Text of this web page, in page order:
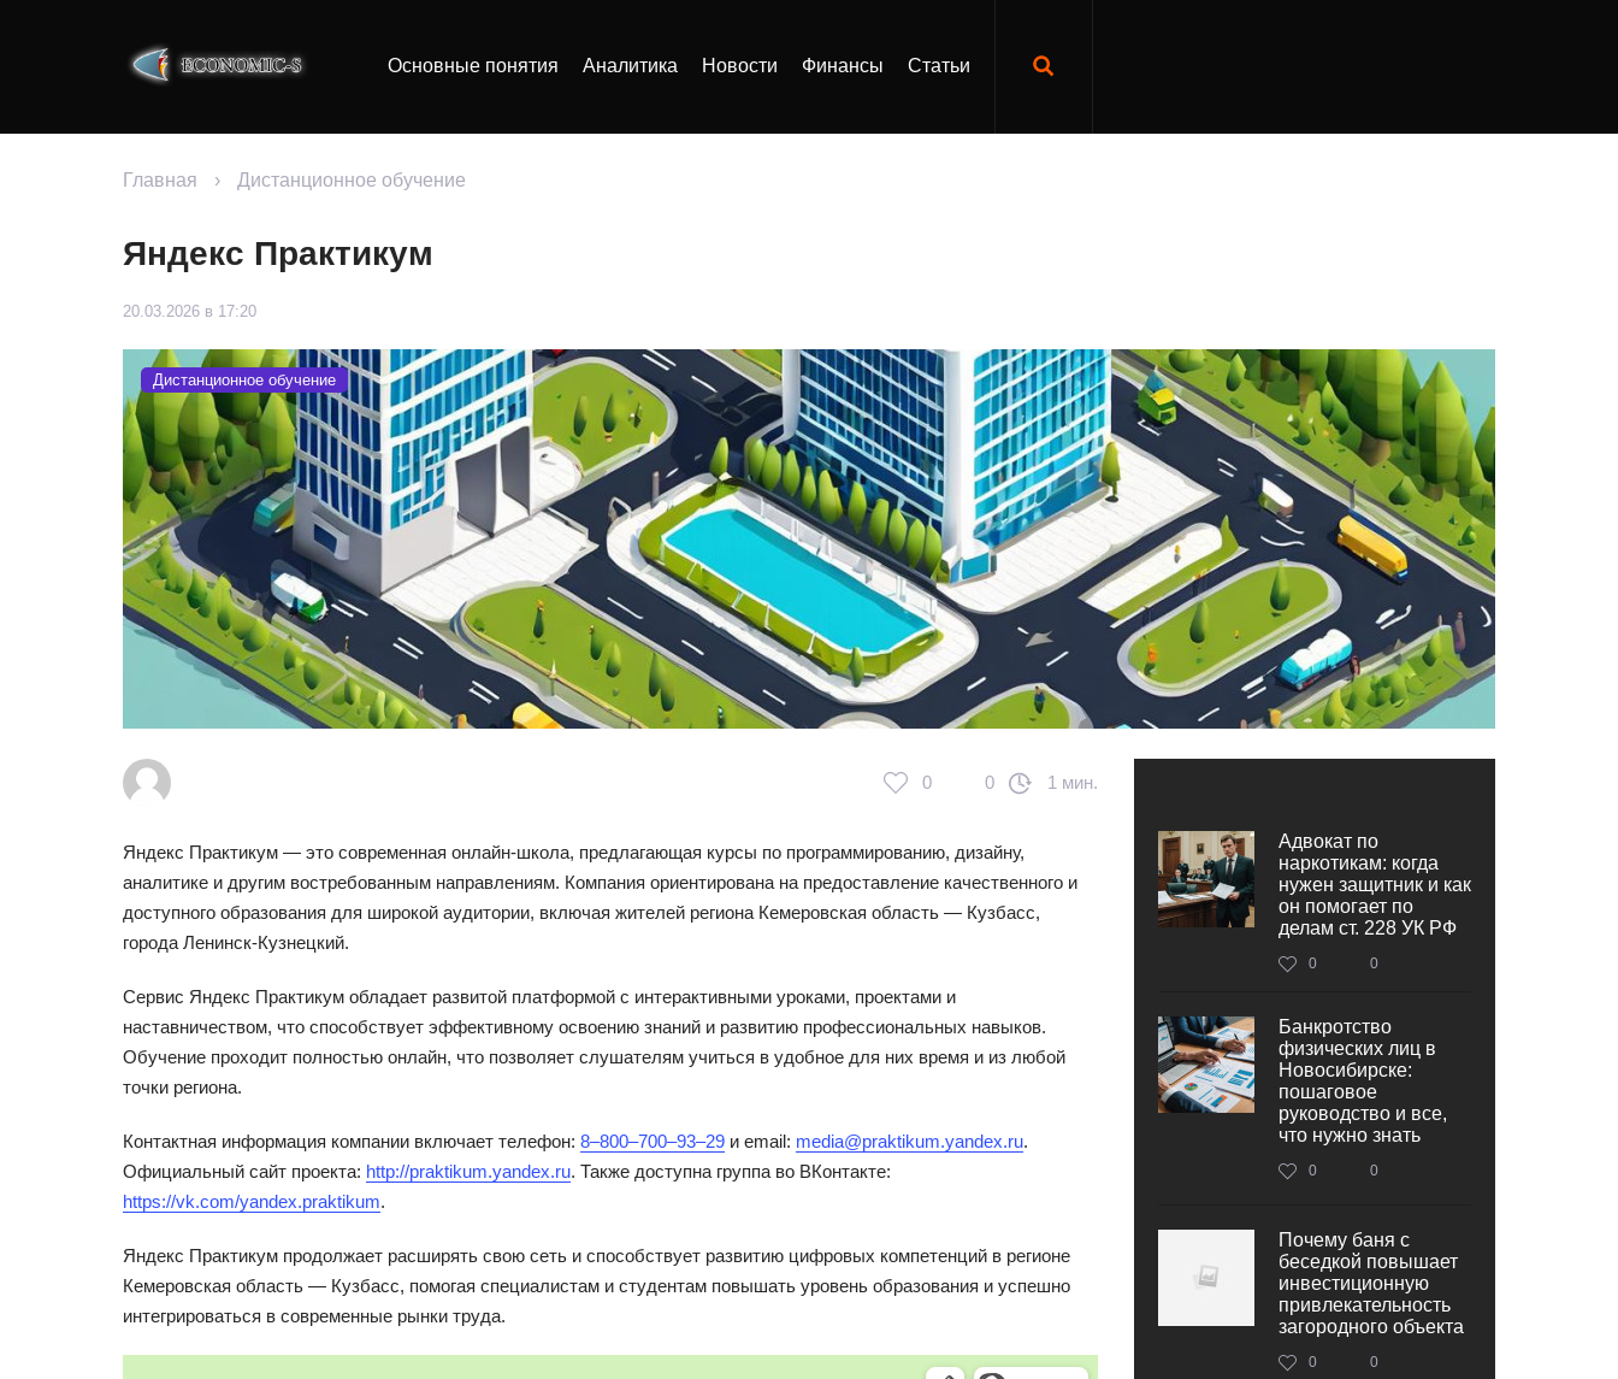
Основные понятия Аналитика Новости Финансы Статьи
Главная › Дистанционное обучение
Яндекс Практикум
20.03.2026 в 17:20
Дистанционное обучение
0 0 1 мин.
Яндекс Практикум — это современная онлайн-школа, предлагающая курсы по программированию, дизайну,
аналитике и другим востребованным направлениям. Компания ориентирована на предоставление качественного и
доступного образования для широкой аудитории, включая жителей региона Кемеровская область — Кузбасс,
города Ленинск-Кузнецкий.
Сервис Яндекс Практикум обладает развитой платформой с интерактивными уроками, проектами и
наставничеством, что способствует эффективному освоению знаний и развитию профессиональных навыков.
Обучение проходит полностью онлайн, что позволяет слушателям учиться в удобное для них время и из любой
точки региона.
Контактная информация компании включает телефон: 8‒800‒700‒93‒29 и email: media@praktikum.yandex.ru.
Официальный сайт проекта: http://praktikum.yandex.ru. Также доступна группа во ВКонтакте:
https://vk.com/yandex.praktikum.
Яндекс Практикум продолжает расширять свою сеть и способствует развитию цифровых компетенций в регионе
Кемеровская область — Кузбасс, помогая специалистам и студентам повышать уровень образования и успешно
интегрироваться в современные рынки труда.
Адвокат по
наркотикам: когда
нужен защитник и как
он помогает по
делам ст. 228 УК РФ
0 0
Банкротство
физических лиц в
Новосибирске:
пошаговое
руководство и все,
что нужно знать
0 0
Почему баня с
беседкой повышает
инвестиционную
привлекательность
загородного объекта
0 0